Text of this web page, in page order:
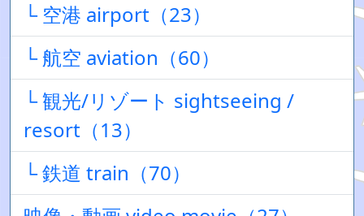
└ 空港 airport（23）
└ 航空 aviation（60）
└ 観光/リゾート sightseeing /
resort（13）
└ 鉄道 train（70）